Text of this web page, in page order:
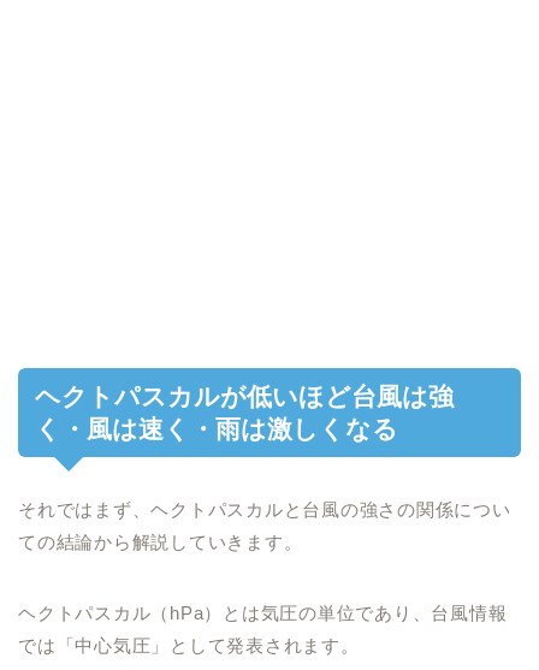
ヘクトパスカルが低いほど台風は強
く・風は速く・雨は激しくなる
それではまず、ヘクトパスカルと台風の強さの関係につい
ての結論から解説していきます。
ヘクトパスカル（hPa）とは気圧の単位であり、台風情報
では「中心気圧」として発表されます。